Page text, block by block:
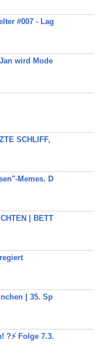
#007 - Lag
wird Mode
SCHLIFF,
Memes. D
| BETT
| 35. Sp
?⚡️ Folge 7.3.